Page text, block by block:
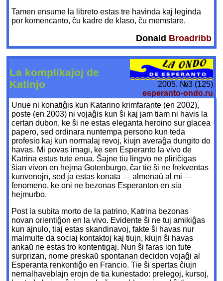
Tamen ensume la libreto estas tre havinda kaj leginda
por komencanto, ĉu kadre de klaso, ĉu memstare.
Donald Broadribb
La komplikaĵoj de
Katinjo
2005. №3 (125)
esperanto-ondo.ru
Unue ni konatiĝis kun Katarino krimfarante (en 2002),
poste (en 2003) ni vojaĝis kun ŝi kaj jam tiam ni havis la
certan dubon, ke ŝi ne estas eleganta heroino sur glacea
papero, sed ordinara nuntempa persono kun teda
profesio kaj kun normalaj revoj, kiujn averaĝa dungito do
havas. Mi povas imagi, ke sen Esperanto la vivo de
Katrina estus tute enua. Ŝajne tiu lingvo ne pliriĉigas
ŝian vivon en hejma Gotenburgo, ĉar tie ŝi ne frekventas
kunvenojn, sed ja estas konata — almenaŭ al mi —
fenomeno, ke oni ne bezonas Esperanton en sia
hejmurbo.
Post la subita morto de la patrino, Katrina bezonas
novan orientiĝon en la vivo. Evidente ŝi ne tuj amikiĝas
kun ajnulo, tiaj estas skandinavoj, fakte ŝi havas nur
malmulte da sociaj kontaktoj kaj tiujn, kiujn ŝi havas
ankaŭ ne estas tro kontentigaj. Nun ŝi faras ion tute
surprizan, nome preskaŭ spontanan decidon vojaĝi al
Esperanta renkontiĝo en Francio. Tie ŝi spertas ĉiujn
nemalhaveblajn erojn de tia kunestado: prelegoj, kursoj,